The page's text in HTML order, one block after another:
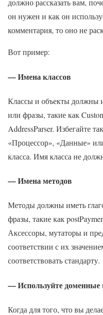
должно рассказать вам,
он нужен и как он
комментария, то оно не
Вот пример:
— Имена классов
Классы и объекты должны
или фразы, такие как
AddressParser. Избегайте
«Процессор», «Данные»
класса. Имя класса не
— Имена методов
Методы должны иметь
фразы, такие как
Аксессоры, мутаторы и
соответствии с их
соответствовать стандарту.
— Используйте доменные
Когда для того, что вы